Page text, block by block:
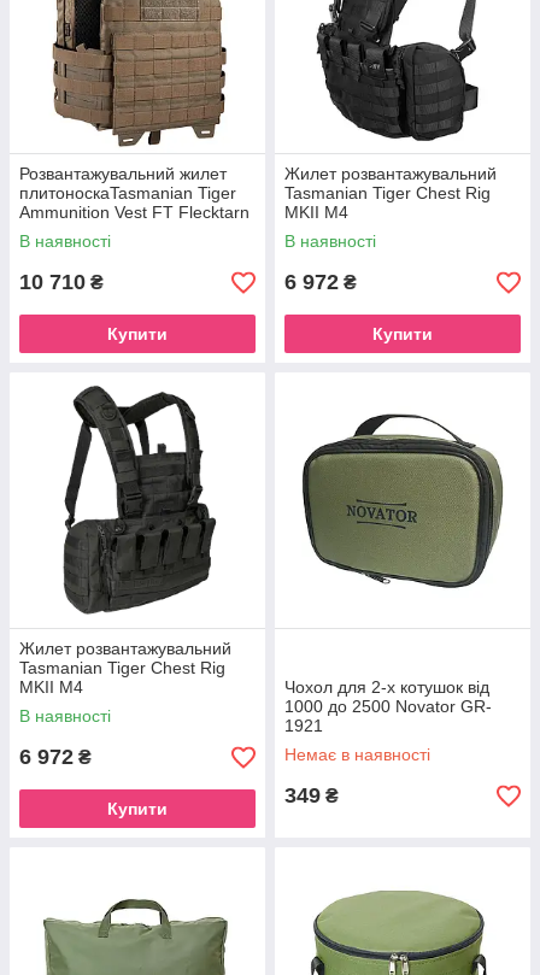
Розвантажувальний жилет
плитоноскаTasmanian Tiger
Ammunition Vest FT Flecktarn
II
В наявності
10 710 ₴
Купити
Жилет розвантажувальний
Tasmanian Tiger Chest Rig
MKII M4
В наявності
6 972 ₴
Купити
Жилет розвантажувальний
Tasmanian Tiger Chest Rig
MKII M4
В наявності
6 972 ₴
Купити
Чохол для 2-х котушок від
1000 до 2500 Novator GR-
1921
Немає в наявності
349 ₴